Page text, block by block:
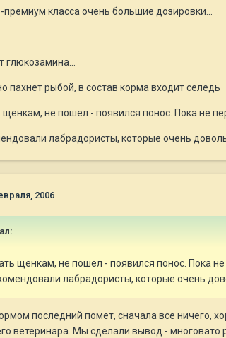
класса очень большие дозировки...
пахнет рыбой, в состав корма входит селедь
не пошел - появился понос. Пока не
лабрадористы, которые очень
2006
щенкам, не пошел - появился понос. Пока
лабрадористы, которые очень
последний помет, сначала все ничего,
ветеринара. Мы сделали вывод - многовато